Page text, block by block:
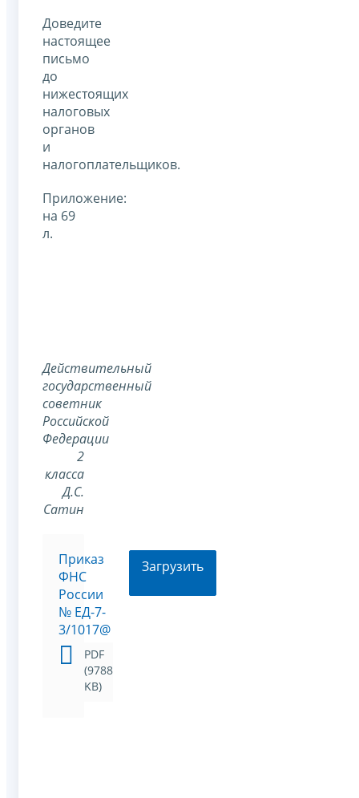
Доведите
настоящее
письмо
до
нижестоящих
налоговых
органов
и
налогоплательщиков.
Приложение:
на 69
л.
Действительный
государственный
советник
Российской
Федерации
2
класса
Д.С.
Сатин
Приказ
ФНС
России
№ ЕД-7-
3/1017@
PDF
(9788
KB)
Загрузить